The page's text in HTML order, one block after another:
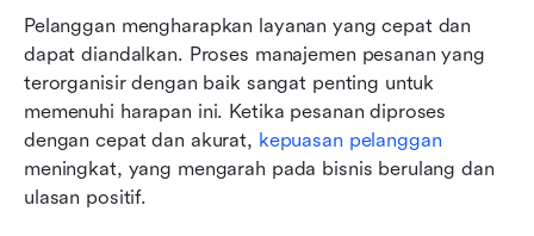
Pelanggan mengharapkan layanan yang cepat dan
dapat diandalkan. Proses manajemen pesanan yang
terorganisir dengan baik sangat penting untuk
memenuhi harapan ini. Ketika pesanan diproses
dengan cepat dan akurat, kepuasan pelanggan
meningkat, yang mengarah pada bisnis berulang dan
ulasan positif.